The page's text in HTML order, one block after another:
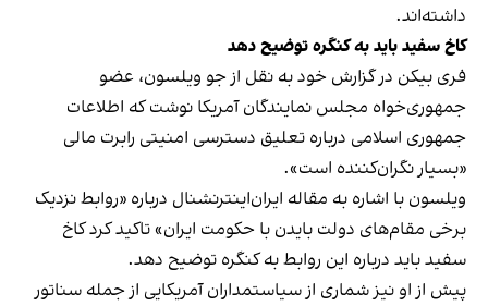
داشته‌اند.
کاخ سفید باید به کنگره توضیح دهد
فری‌ بیکن در گزارش خود به نقل از جو ویلسون، عضو
جمهوری‌خواه مجلس نمایندگان آمریکا نوشت که اطلاعات
جمهوری اسلامی درباره تعلیق دسترسی امنیتی رابرت مالی
«بسیار نگران‌کننده است».
ویلسون با اشاره به مقاله ایران‌اینترنشنال درباره «روابط نزدیک
برخی مقام‌های دولت بایدن با حکومت ایران» تاکید کرد کاخ
سفید باید درباره این روابط به کنگره توضیح دهد.
پیش از او نیز شماری از سیاستمداران آمریکایی از جمله سناتور